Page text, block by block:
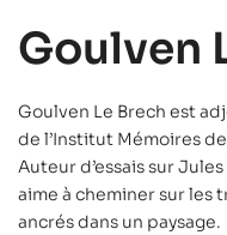
Goulven
Goulven Le Brech est
de l’Institut Mémoires
Auteur d’essais sur
aime à cheminer sur les
ancrés dans un paysage.